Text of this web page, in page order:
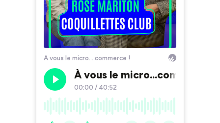
A vous le micro... commerce !
À vous le micro...commerce
00:00 / 40:52